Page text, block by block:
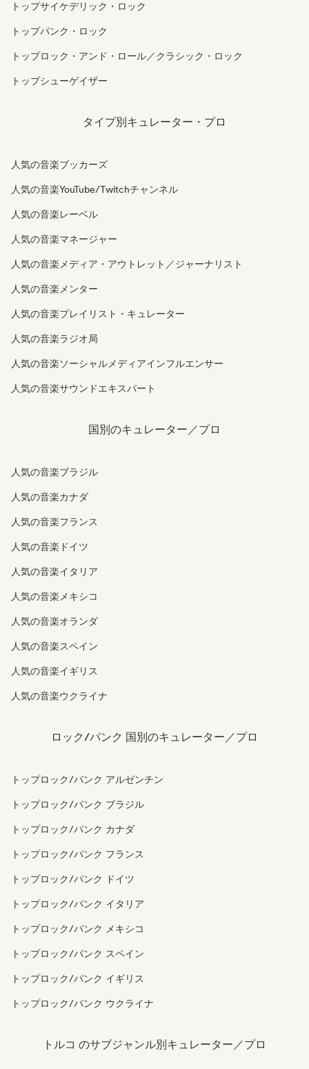
トップサイケデリック・ロック
トップパンク・ロック
トップロック・アンド・ロール／クラシック・ロック
トップシューゲイザー
タイプ別キュレーター・プロ
人気の音楽ブッカーズ
人気の音楽YouTube/Twitchチャンネル
人気の音楽レーベル
人気の音楽マネージャー
人気の音楽メディア・アウトレット／ジャーナリスト
人気の音楽メンター
人気の音楽プレイリスト・キュレーター
人気の音楽ラジオ局
人気の音楽ソーシャルメディアインフルエンサー
人気の音楽サウンドエキスパート
国別のキュレーター／プロ
人気の音楽ブラジル
人気の音楽カナダ
人気の音楽フランス
人気の音楽ドイツ
人気の音楽イタリア
人気の音楽メキシコ
人気の音楽オランダ
人気の音楽スペイン
人気の音楽イギリス
人気の音楽ウクライナ
ロック/パンク 国別のキュレーター／プロ
トップロック/パンク アルゼンチン
トップロック/パンク ブラジル
トップロック/パンク カナダ
トップロック/パンク フランス
トップロック/パンク ドイツ
トップロック/パンク イタリア
トップロック/パンク メキシコ
トップロック/パンク スペイン
トップロック/パンク イギリス
トップロック/パンク ウクライナ
トルコ のサブジャンル別キュレーター／プロ